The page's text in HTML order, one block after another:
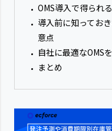
OMS導入で得られ
導入前に知ってお
意点
自社に最適なOMS
まとめ